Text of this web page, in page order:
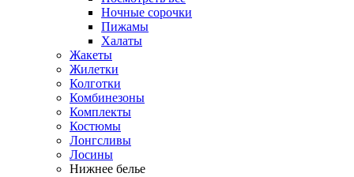
Ночные сорочки
Пижамы
Халаты
Жакеты
Жилетки
Колготки
Комбинезоны
Комплекты
Костюмы
Лонгсливы
Лосины
Нижнее белье